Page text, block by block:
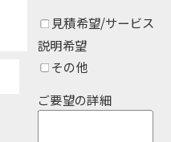
データ統合
フリーテキストマスキ
見積希望/サービス
説明希望
その他
ご要望の詳細